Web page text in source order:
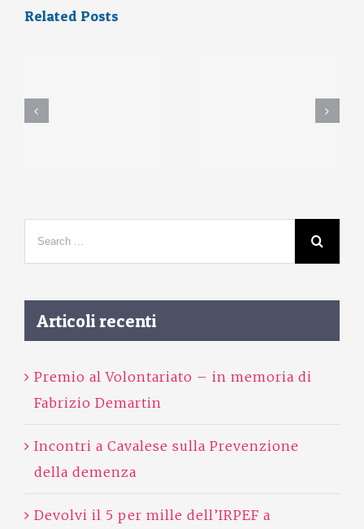
Related Posts
Articoli recenti
Premio al Volontariato – in memoria di
Fabrizio Demartin
Incontri a Cavalese sulla Prevenzione
della demenza
Devolvi il 5 per mille dell’IRPEF a